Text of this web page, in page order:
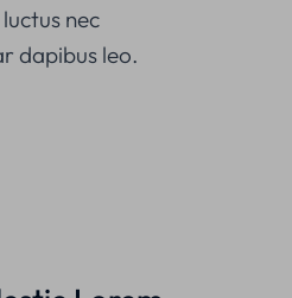
nec
dapibus leo.